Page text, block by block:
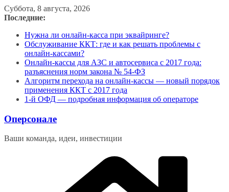
Перейти
к
Суббота, 8 августа, 2026
Последние:
Нужна ли онлайн-касса при эквайринге?
Обслуживание ККТ: где и как решать проблемы с
онлайн-кассами?
Онлайн-кассы для АЗС и автосервиса с 2017 года:
разъяснения норм закона № 54-ФЗ
Алгоритм перехода на онлайн-кассы — новый порядок
применения ККТ с 2017 года
1-й ОФД — подробная информация об операторе
Оперсонале
Ваши команда, идеи, инвестиции